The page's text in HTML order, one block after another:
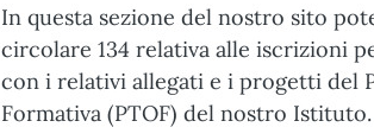
In questa sezione del nostro sito
circolare 134 relativa alle iscrizioni
con i relativi allegati e i progetti del
Formativa (PTOF) del nostro Istituto.